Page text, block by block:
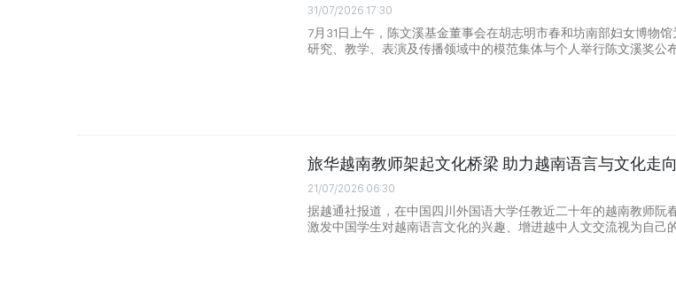
31/07/2026 17:30
7月31日上午，陈文溪基金董事会在胡志明市春和坊南部妇女博物
研究、教学、表演及传播领域中的模范集体与个人举行陈文溪奖公
旅华越南教师架起文化桥梁 助力越南语言与文化走
21/07/2026 06:30
据越通社报道，在中国四川外国语大学任教近二十年的越南教师阮
激发中国学生对越南语言文化的兴趣、增进越中人文交流视为自己的